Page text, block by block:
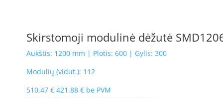
Skirstomoji modulinė dėžutė
Aukštis: 1200 mm | Plotis: 600 | Gylis: 300
Modulių (vidut.): 112
510.47 € 421.88 € be PVM